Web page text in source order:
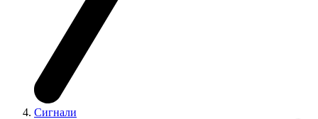
Сигнали